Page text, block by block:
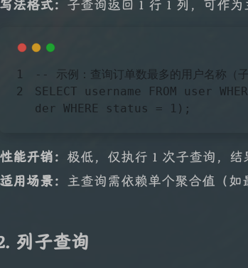
写法格式： 子查询返回 1 行 1 列，可作为
-- 示例：查询订单数最多的用户名称（子
SELECT username FROM user
der
WHERE status = 1 );
性能开销： 极低，仅执行 1 次子查询，结
适用场景：
主查询需依赖单个聚合值（如
列子查询